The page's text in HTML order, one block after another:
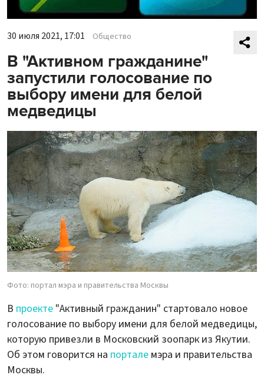
30 июля 2021, 17:01 Общество
В "Активном гражданине"
запустили голосование по
выбору имени для белой
медведицы
Фото: портал мэра и правительства Москвы
В проекте "Активный гражданин" стартовало новое
голосование по выбору имени для белой медведицы,
которую привезли в Московский зоопарк из Якутии.
Об этом говорится на портале мэра и правительства
Москвы.